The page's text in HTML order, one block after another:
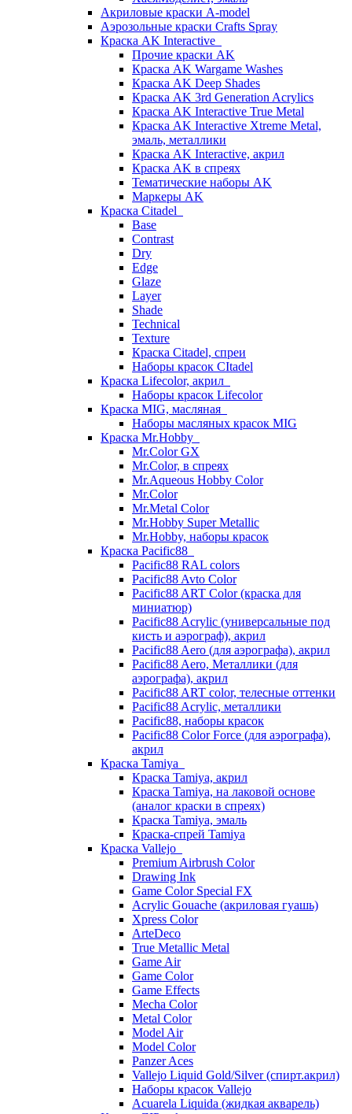
Акриловые краски A-model
Аэрозольные краски Crafts Spray
Краска AK Interactive
Прочие краски AK
Краска AK Wargame Washes
Краска AK Deep Shades
Краска AK 3rd Generation Acrylics
Краска AK Interactive True Metal
Краска AK Interactive Xtreme Metal,
эмаль, металлики
Краска AK Interactive, акрил
Краска AK в спреях
Тематические наборы AK
Маркеры AK
Краска Citadel
Base
Contrast
Dry
Edge
Glaze
Layer
Shade
Technical
Texture
Краска Citadel, спреи
Наборы красок CItadel
Краска Lifecolor, акрил
Наборы красок Lifecolor
Краска MIG, масляная
Наборы масляных красок MIG
Краска Mr.Hobby
Mr.Color GX
Mr.Color, в спреях
Mr.Aqueous Hobby Color
Mr.Color
Mr.Metal Color
Mr.Hobby Super Metallic
Mr.Hobby, наборы красок
Краска Pacific88
Pacific88 RAL colors
Pacific88 Avto Color
Pacific88 ART Color (краска для
миниатюр)
Pacific88 Acrylic (универсальные под
кисть и аэрограф), акрил
Pacific88 Aero (для аэрографа), акрил
Pacific88 Aero, Металлики (для
аэрографа), акрил
Pacific88 ART color, телесные оттенки
Pacific88 Acrylic, металлики
Pacific88, наборы красок
Pacific88 Color Force (для аэрографа),
акрил
Краска Tamiya
Краска Tamiya, акрил
Краска Tamiya, на лаковой основе
(аналог краски в спреях)
Краска Tamiya, эмаль
Краска-спрей Tamiya
Краска Vallejo
Premium Airbrush Color
Drawing Ink
Game Color Special FX
Acrylic Gouache (акриловая гуашь)
Xpress Color
ArteDeco
True Metallic Metal
Game Air
Game Color
Game Effects
Mecha Color
Metal Color
Model Air
Model Color
Panzer Aces
Vallejo Liquid Gold/Silver (спирт.акрил)
Наборы красок Vallejo
Acuarela Liquida (жидкая акварель)